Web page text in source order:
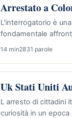
Arrestato a
L'interrogatorio è
fondamentale
14 min2831 parole
Uk Stati Uniti
L arresto di cittadini
curiosità in un